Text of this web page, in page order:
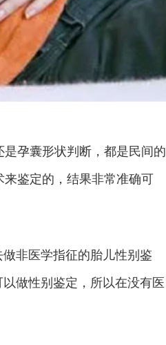
孕囊形状判断，都是民间的
鉴定的，结果非常准确可
非医学指征的胎儿性别鉴
做性别鉴定，所以在没有医